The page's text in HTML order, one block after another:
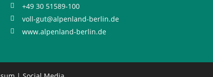
+49 30 51589-100
voll-gut@alpenland-berlin.de
www.alpenland-berlin.de